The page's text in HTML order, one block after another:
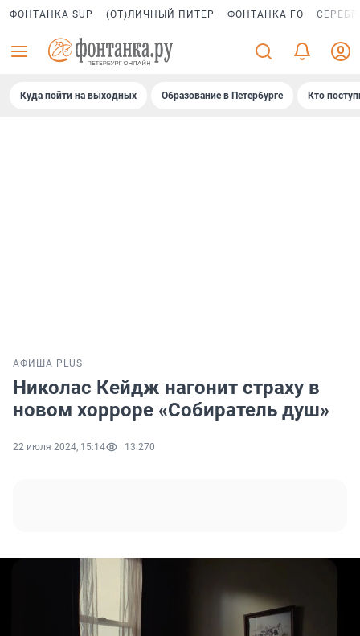
ФОНТАНКА SUP (ОТ)ЛИЧНЫЙ ПИТЕР ФОНТАНКА ГО
Куда пойти на выходных Образование в Петербурге Кто
АФИША PLUS
Николас Кейдж нагонит страху в
новом хорроре «Собиратель душ»
22 июля 2024, 15:14 13 270